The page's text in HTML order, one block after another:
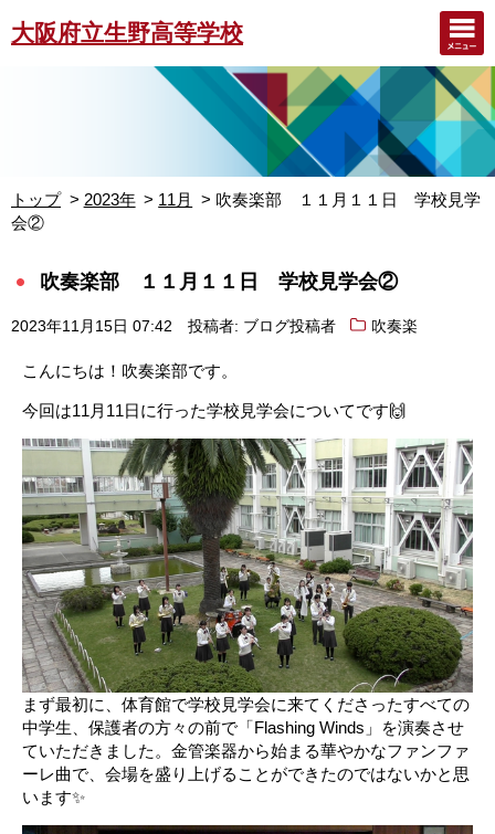
大阪府立生野高等学校
トップ 2023年 11月
吹奏楽部 １１月１１日 学校見学
会②
吹奏楽部 １１月１１日 学校見学会②
2023年11月15日 07:42 投稿者: ブログ投稿者 吹奏楽
こんにちは！吹奏楽部です。
今回は11月11日に行った学校見学会についてです🙌
まず最初に、 体育館で学校見学会に来てくださったすべての
中学生、保護者の方々の前で「Flashing Winds 」
を演奏させ
ていただきました。 金管楽器から始まる華やかなファンファ
ーレ曲で、 会場を盛り上げることができたのではないかと思
います✨